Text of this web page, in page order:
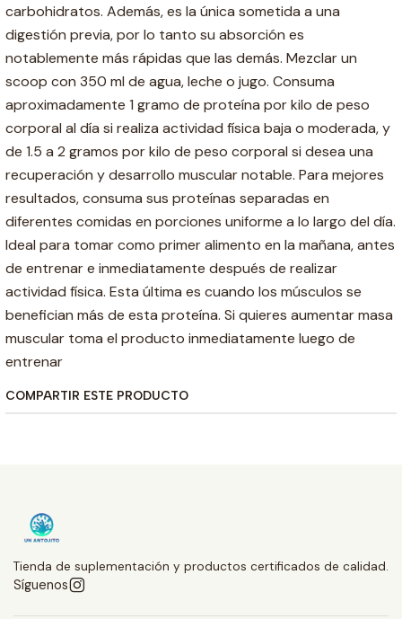
carbohidratos. Además, es la única sometida a una
digestión previa, por lo tanto su absorción es
notablemente más rápidas que las demás. Mezclar un
scoop con 350 ml de agua, leche o jugo. Consuma
aproximadamente 1 gramo de proteína por kilo de peso
corporal al día si realiza actividad física baja o moderada, y
de 1.5 a 2 gramos por kilo de peso corporal si desea una
recuperación y desarrollo muscular notable. Para mejores
resultados, consuma sus proteínas separadas en
diferentes comidas en porciones uniforme a lo largo del día.
Ideal para tomar como primer alimento en la mañana, antes
de entrenar e inmediatamente después de realizar
actividad física. Esta última es cuando los músculos se
benefician más de esta proteína. Si quieres aumentar masa
muscular toma el producto inmediatamente luego de
entrenar
COMPARTIR ESTE PRODUCTO
Tienda de suplementación y productos certificados de calidad.
Síguenos